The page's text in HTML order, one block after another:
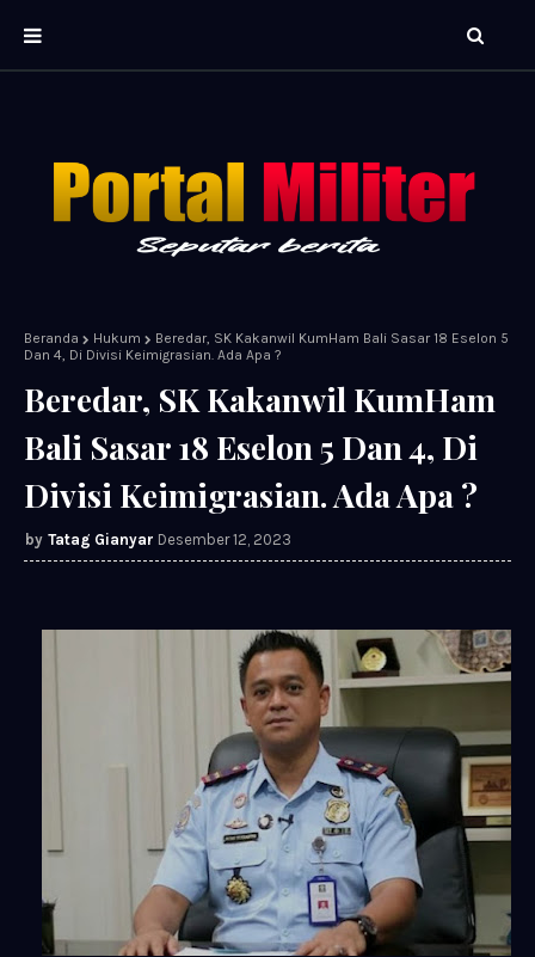
Beranda Hukum
Beredar, SK Kakanwil KumHam Bali Sasar 18 Eselon 5
Dan 4, Di Divisi Keimigrasian. Ada Apa ?
Beredar, SK Kakanwil KumHam
Bali Sasar 18 Eselon 5 Dan 4, Di
Divisi Keimigrasian. Ada Apa ?
Tatag Gianyar Desember 12, 2023